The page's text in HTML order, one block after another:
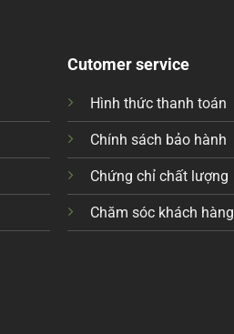
Cutomer service
Hình thức thanh toán
Chính sách bảo hành
Chứng chỉ chất lượng
Chăm sóc khách hàng